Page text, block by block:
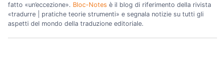
fatto «un’eccezione». Bloc-Notes è il blog di riferimento della rivista
«tradurre | pratiche teorie strumenti» e segnala notizie su tutti gli
aspetti del mondo della traduzione editoriale.